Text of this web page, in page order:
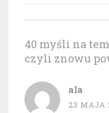
40 myśli na
czyli znowu
ala
23 MAJA